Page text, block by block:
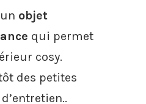
objet
qui permet
cosy.
des petites